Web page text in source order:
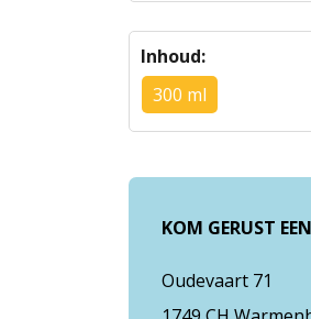
Inhoud:
300 ml
KOM GERUST
Oudevaart 71